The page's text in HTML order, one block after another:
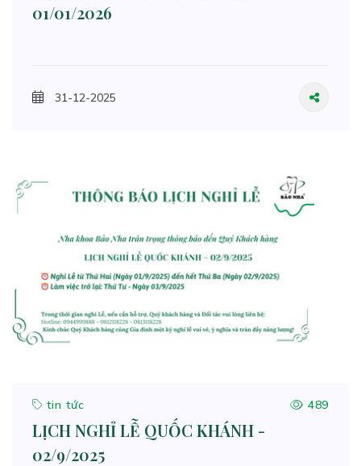
01/01/2026
31-12-2025
tin tức 489
LỊCH NGHỈ LỄ QUỐC KHÁNH -
02/9/2025